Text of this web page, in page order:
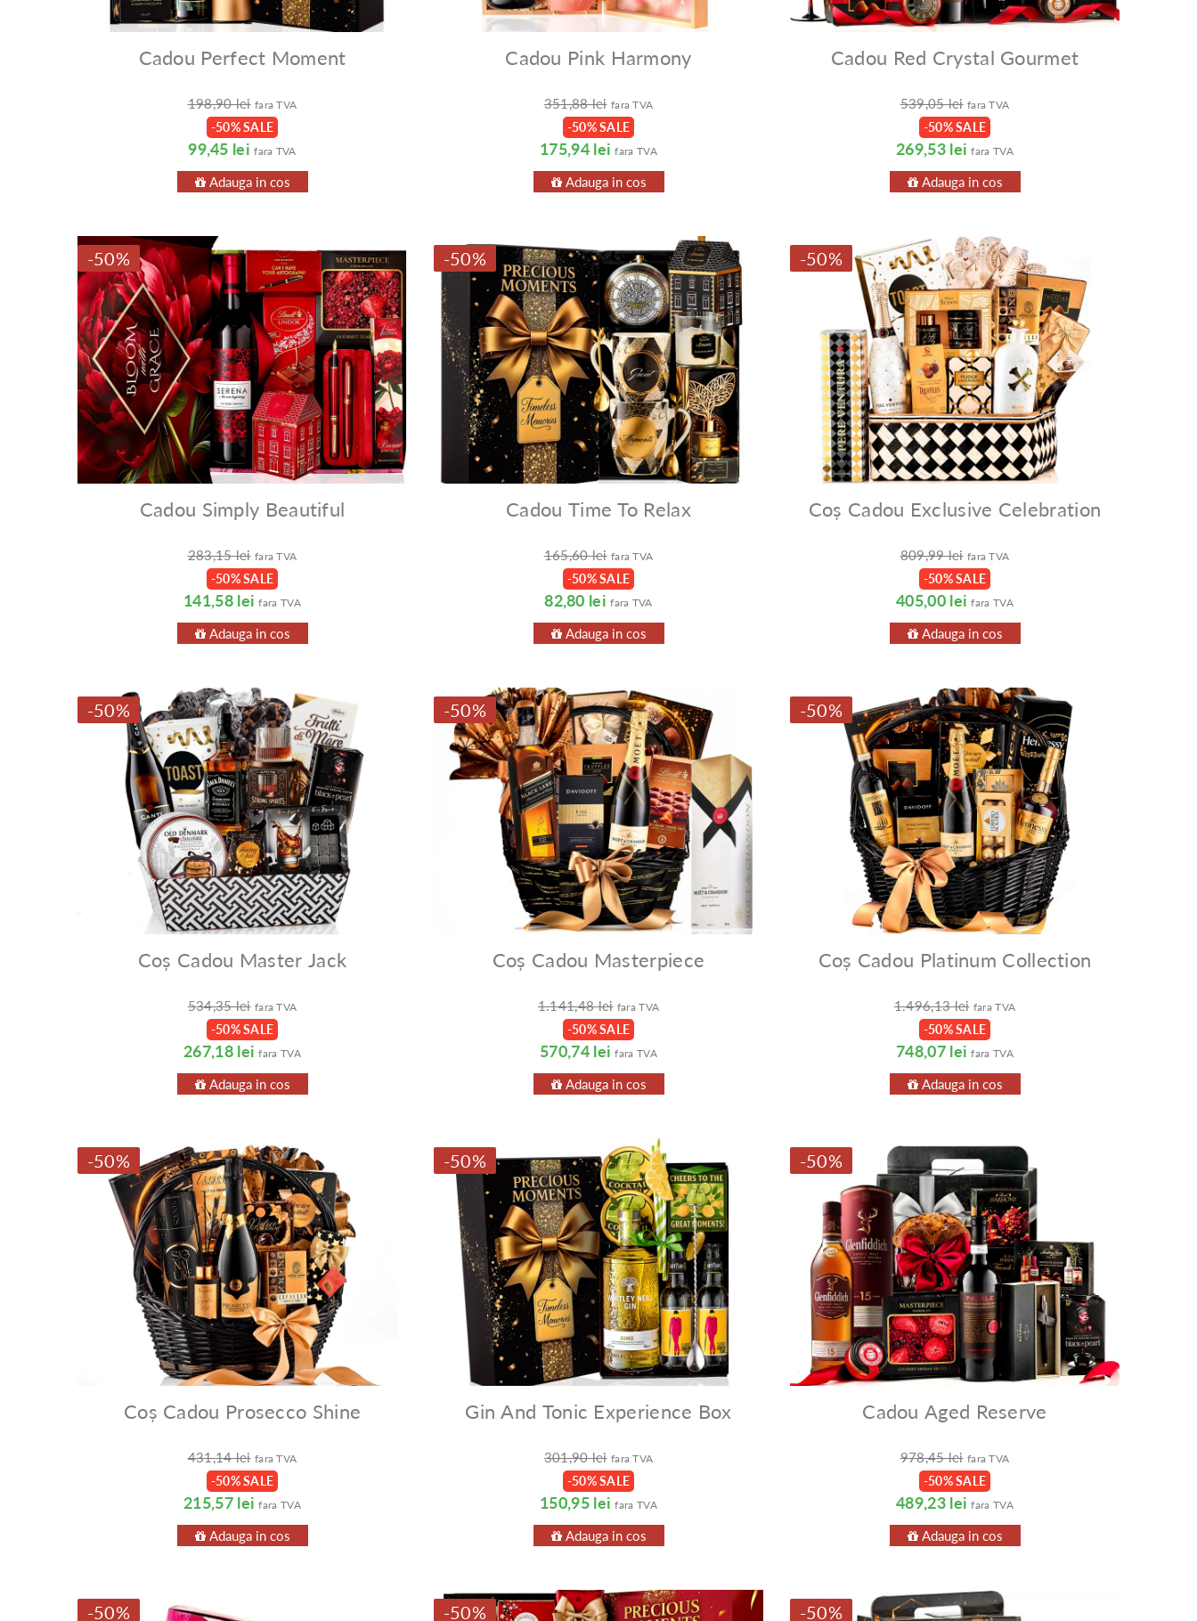
Cadou Perfect Moment
198,90 lei fara TVA
-50% SALE
99,45 lei fara TVA
Adauga in cos
Cadou Pink Harmony
351,88 lei fara TVA
-50% SALE
175,94 lei fara TVA
Adauga in cos
Cadou Red Crystal Gourmet
539,05 lei fara TVA
-50% SALE
269,53 lei fara TVA
Adauga in cos
-50%
Cadou Simply Beautiful
283,15 lei fara TVA
-50% SALE
141,58 lei fara TVA
Adauga in cos
-50%
Cadou Time To Relax
165,60 lei fara TVA
-50% SALE
82,80 lei fara TVA
Adauga in cos
-50%
Coș Cadou Exclusive Celebration
809,99 lei fara TVA
-50% SALE
405,00 lei fara TVA
Adauga in cos
-50%
Coș Cadou Master Jack
534,35 lei fara TVA
-50% SALE
267,18 lei fara TVA
Adauga in cos
-50%
Coș Cadou Masterpiece
1.141,48 lei fara TVA
-50% SALE
570,74 lei fara TVA
Adauga in cos
-50%
Coș Cadou Platinum Collection
1.496,13 lei fara TVA
-50% SALE
748,07 lei fara TVA
Adauga in cos
-50%
Coș Cadou Prosecco Shine
431,14 lei fara TVA
-50% SALE
215,57 lei fara TVA
Adauga in cos
-50%
Gin And Tonic Experience Box
301,90 lei fara TVA
-50% SALE
150,95 lei fara TVA
Adauga in cos
-50%
Cadou Aged Reserve
978,45 lei fara TVA
-50% SALE
489,23 lei fara TVA
Adauga in cos
-50% -50% -50%